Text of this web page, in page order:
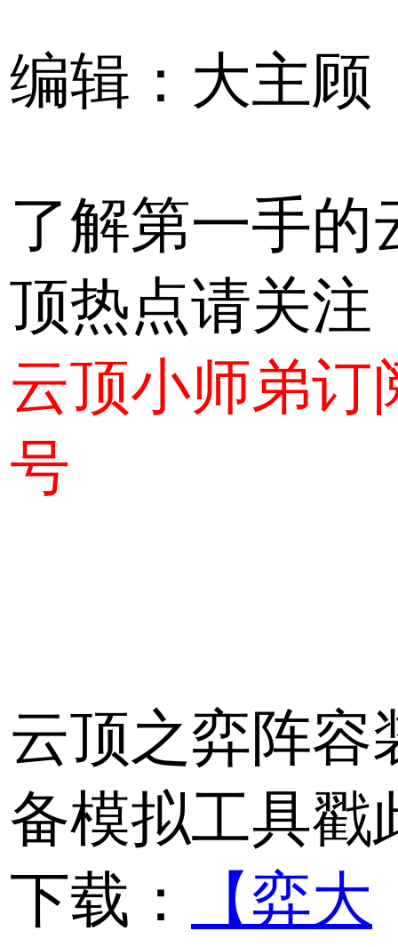
编辑：大主顾
了解第一手的
顶热点请关注
云顶小师弟订
号
云顶之弈阵容
备模拟工具戳
下载：
【弈大